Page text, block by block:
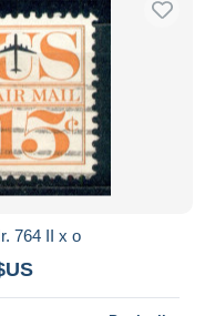
764 II x o